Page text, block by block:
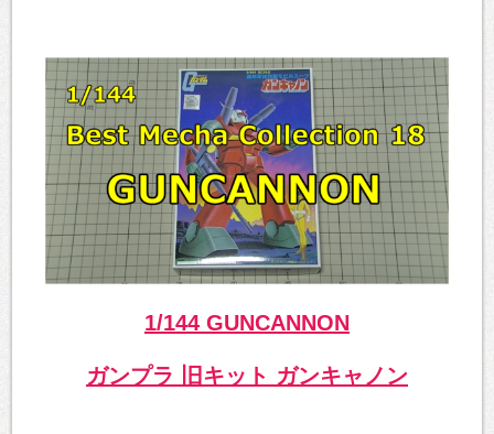
1/144 GUNCANNON
ガンプラ 旧キット ガンキャノン